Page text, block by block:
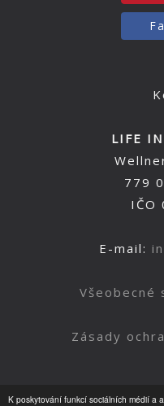
K poskytování funkcí sociálních médií a
LIFE
779
IČO
E-mail:
Všeobecné
Zásady